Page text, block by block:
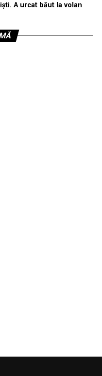
A urcat băut la volan